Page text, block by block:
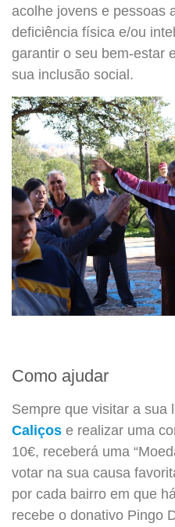
acolhe jovens e pessoas
deficiência física e/ou
garantir o seu bem-estar
sua inclusão social.
Como ajudar
Sempre que visitar a sua
Caliços e realizar uma
10€, receberá uma
votar na sua causa
por cada bairro em que
recebe o donativo Pingo